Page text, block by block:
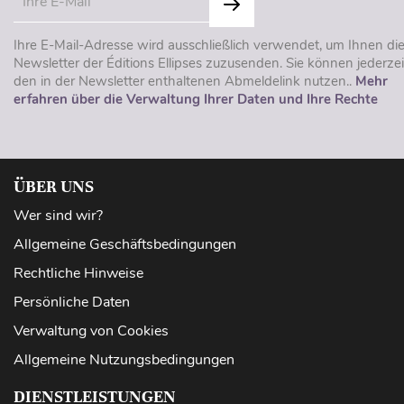
Ihre E-Mail-Adresse wird ausschließlich verwendet, um Ihnen die
Newsletter der Éditions Ellipses zuzusenden. Sie können
den in der Newsletter enthaltenen Abmeldelink nutzen.. Mehr
erfahren über die Verwaltung Ihrer Daten und Ihre Rechte
ÜBER UNS
Wer sind wir?
Allgemeine Geschäftsbedingungen
Rechtliche Hinweise
Persönliche Daten
Verwaltung von Cookies
Allgemeine Nutzungsbedingungen
DIENSTLEISTUNGEN